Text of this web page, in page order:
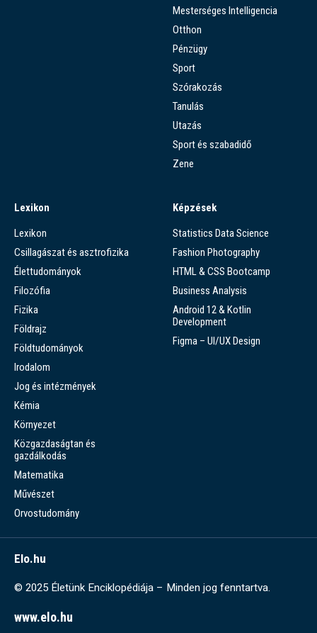
Mesterséges Intelligencia
Otthon
Pénzügy
Sport
Szórakozás
Tanulás
Utazás
Sport és szabadidő
Zene
Lexikon
Lexikon
Csillagászat és asztrofizika
Élettudományok
Filozófia
Fizika
Földrajz
Földtudományok
Irodalom
Jog és intézmények
Kémia
Környezet
Közgazdaságtan és
gazdálkodás
Matematika
Művészet
Orvostudomány
Képzések
Statistics Data Science
Fashion Photography
HTML & CSS Bootcamp
Business Analysis
Android 12 & Kotlin
Development
Figma – UI/UX Design
Elo.hu
© 2025 Életünk Enciklopédiája – Minden jog fenntartva.
www.elo.hu